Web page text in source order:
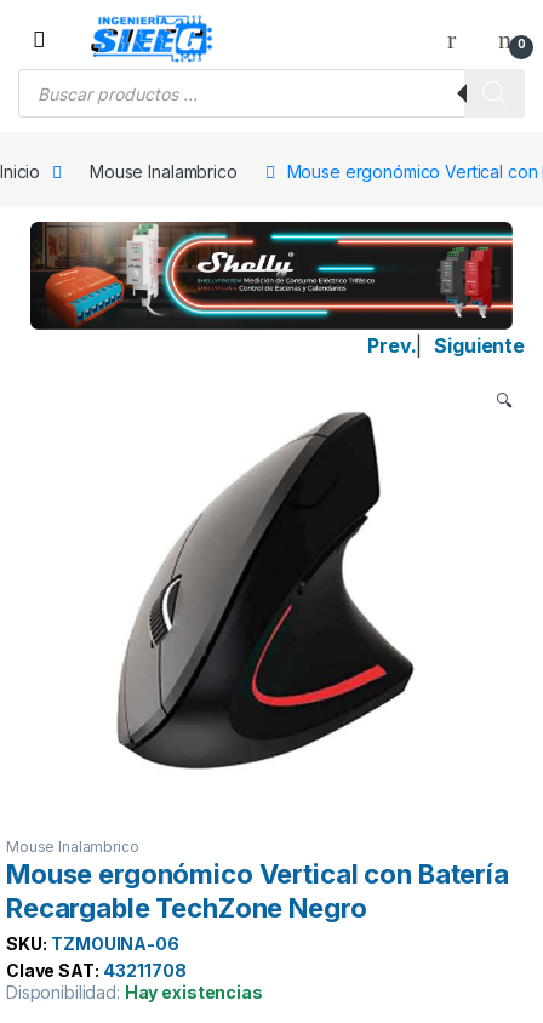
Saltar a la navegación
Saltar al contenido
0
Inicio Mouse Inalambrico Mouse ergonómico Vertical
Prev. Siguiente
🔍
Mouse Inalambrico
Mouse ergonómico Vertical con Batería
Recargable TechZone Negro
SKU: TZMOUINA-06
Clave SAT: 43211708
Disponibilidad: Hay existencias